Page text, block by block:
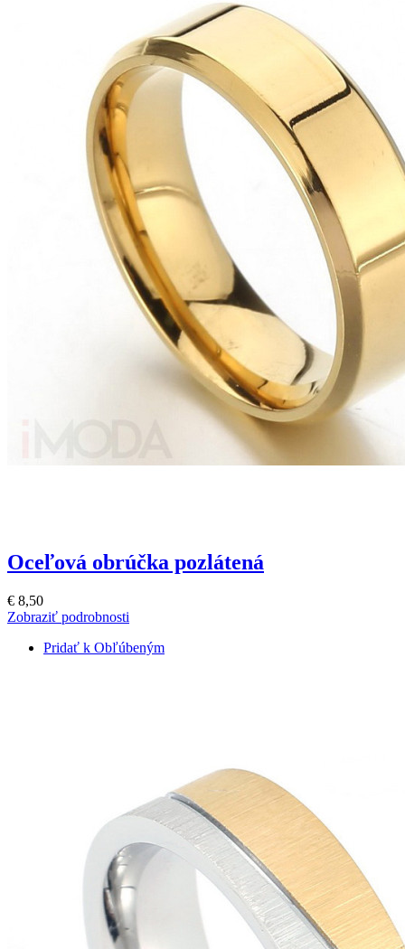
Oceľová obrúčka pozlátená
€ 8,50
Zobraziť podrobnosti
Pridať k Obľúbeným